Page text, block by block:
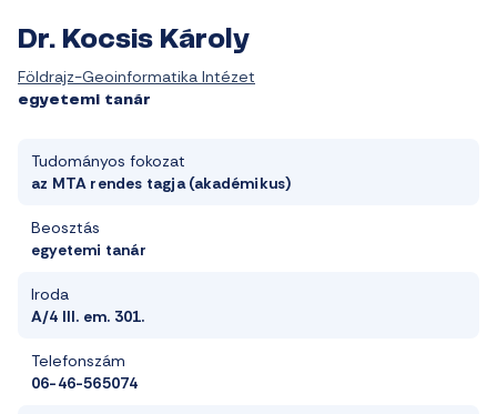
Dr. Kocsis Károly
Földrajz-Geoinformatika Intézet
egyetemi tanár
Tudományos fokozat
az MTA rendes tagja (akadémikus)
Beosztás
egyetemi tanár
Iroda
A/4 III. em. 301.
Telefonszám
06-46-565074